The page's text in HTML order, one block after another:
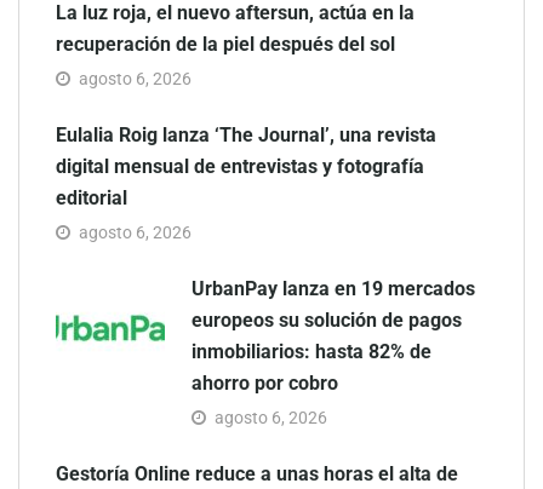
La luz roja, el nuevo aftersun, actúa en la
recuperación de la piel después del sol
agosto 6, 2026
Eulalia Roig lanza ‘The Journal’, una revista
digital mensual de entrevistas y fotografía
editorial
agosto 6, 2026
UrbanPay lanza en 19 mercados
europeos su solución de pagos
inmobiliarios: hasta 82% de
ahorro por cobro
agosto 6, 2026
Gestoría Online reduce a unas horas el alta de